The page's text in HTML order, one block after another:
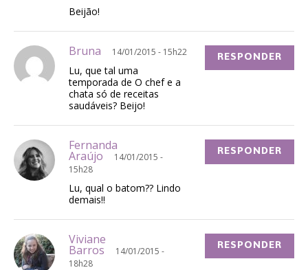
Beijão!
Bruna 14/01/2015 - 15h22
Lu, que tal uma
temporada de O chef e a
chata só de receitas
saudáveis? Beijo!
RESPONDER
Fernanda
Araújo
14/01/2015 -
15h28
Lu, qual o batom?? Lindo
demais!!
RESPONDER
Viviane
Barros
14/01/2015 -
18h28
RESPONDER